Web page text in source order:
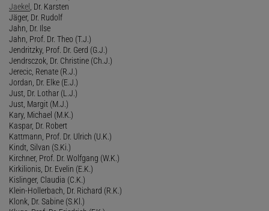
Jaekel , Dr. Karsten
Jäger, Dr. Rudolf
Jahn, Dr. Ilse
Jahn, Prof. Dr. Theo (T.J.)
Jendritzky, Prof. Dr. Gerd (G.J.)
Jendrsczok, Dr. Christine (Ch.J.)
Jerecic, Renate (R.J.)
Jordan, Dr. Elke (E.J.)
Just, Dr. Lothar (L.J.)
Just, Margit (M.J.)
Kary, Michael (M.K.)
Kaspar, Dr. Robert
Kattmann, Prof. Dr. Ulrich (U.K.)
Kindt, Silvan (S.Ki.)
Kirchner, Prof. Dr. Wolfgang (W.K.)
Kirkilionis, Dr. Evelin (E.K.)
Kislinger, Claudia (C.K.)
Klein-Hollerbach, Dr. Richard (R.K.)
Klonk, Dr. Sabine (S.Kl.)